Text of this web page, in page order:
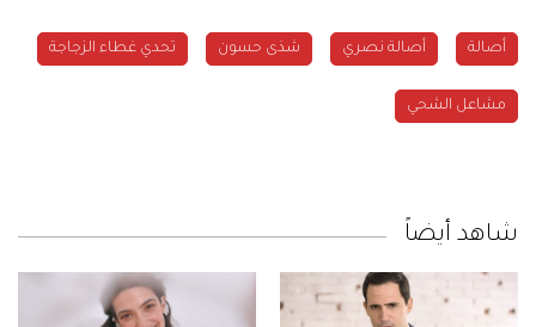
أصالة نصري شذى حسون تحدي غطاء الزجاجة
مشاعل الشحي
شاهد أيضاً